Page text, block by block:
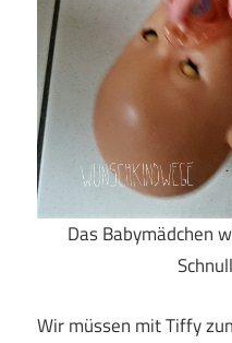
Das Babymädchen
Wir müssen mit Tiffy